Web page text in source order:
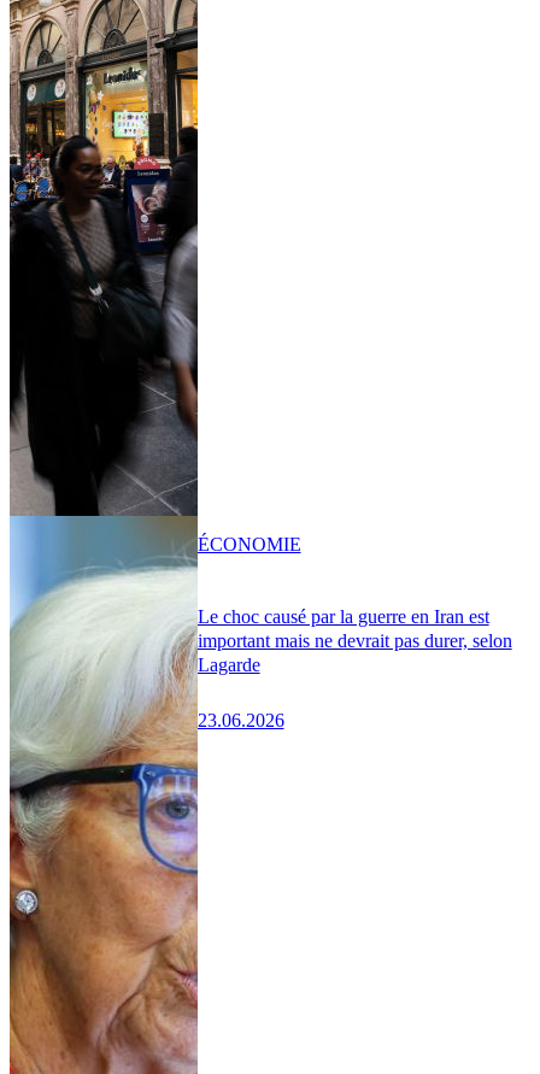
Le choc causé par la guerre en Iran est
important mais ne devrait pas durer, selon
Lagarde
23.06.2026
ÉCONOMIE